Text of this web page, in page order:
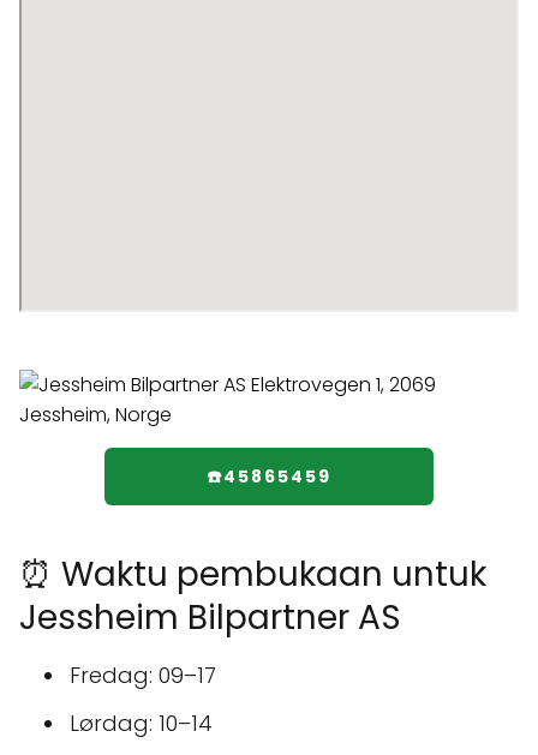
☎️45865459
⏰ Waktu pembukaan untuk
Jessheim Bilpartner AS
Fredag: 09–17
Lørdag: 10–14